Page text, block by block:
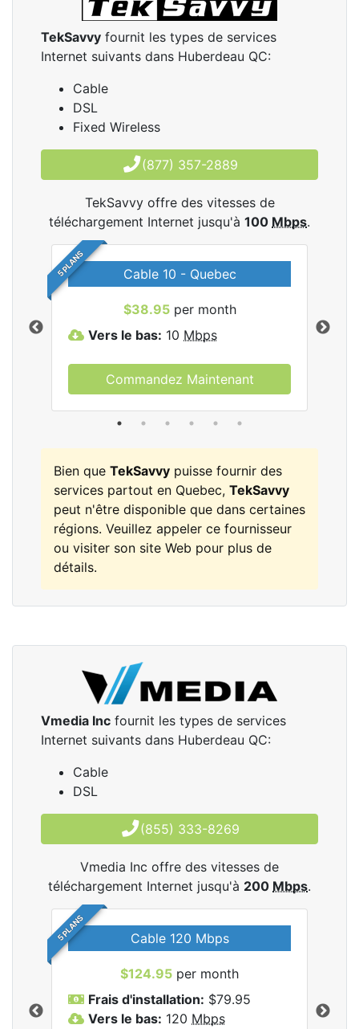
TekSavvy fournit les types de services
Internet suivants dans Huberdeau QC:
Cable
DSL
Fixed Wireless
(877) 357-2889
TekSavvy offre des vitesses de
téléchargement Internet jusqu'à 100 Mbps.
5 PLANS Cable 10 - Quebec
$38.95per month
Vers le bas: 10 Mbps
Commandez Maintenant
Bien que TekSavvy puisse fournir des
services partout en Quebec, TekSavvy
peut n'être disponible que dans certaines
régions. Veuillez appeler ce fournisseur
ou visiter son site Web pour plus de
détails.
Vmedia Inc fournit les types de services
Internet suivants dans Huberdeau QC:
Cable
DSL
(855) 333-8269
Vmedia Inc offre des vitesses de
téléchargement Internet jusqu'à 200 Mbps.
5 PLANS Cable 120 Mbps
$124.95 per month
Frais d'installation: $79.95
Vers le bas: 120 Mbps